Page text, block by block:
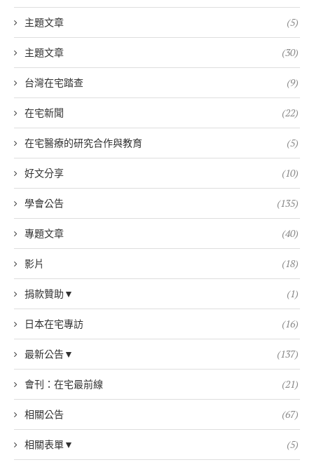
主題文章 (5)
主題文章 (30)
台灣在宅踏查 (9)
在宅新聞 (22)
在宅醫療的研究合作與教育 (5)
好文分享 (10)
學會公告 (135)
專題文章 (40)
影片 (18)
捐款贊助▼ (1)
日本在宅專訪 (16)
最新公告▼ (137)
會刊：在宅最前線 (21)
相關公告 (67)
相關表單▼ (5)